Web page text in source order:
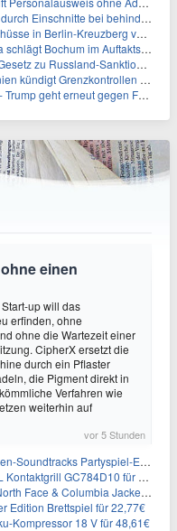
bei behinderten Kindern
in Berlin-Kreuzberg verletzt
Bochum im Auftaktspiel
zu Russland-Sanktionen
Grenzkontrollen zu Italien an
erneut gegen Fed-Gouverneurin vor
einen
up will das
erfinden, ohne
ohne die Wartezeit einer
CipherX ersetzt die
durch ein Pflaster
die Pigment direkt in
Verfahren wie
weiterhin auf
vor 5 Stunden
Partyspiel-Erweiterung für 6,99€
GC784D10 für 239,99€
& Columbia Jacken ab 39,60€
Edition Brettspiel für 22,77€
Kompressor 18 V für 48,61€